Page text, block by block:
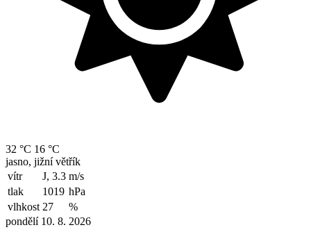
32 °C 16 °C
jasno, jižní větřík
vítr
J, 3.3 m/s
tlak
1019 hPa
vlhkost 27
%
pondělí 10. 8. 2026